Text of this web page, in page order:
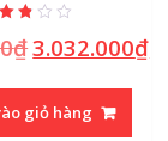
₫Giá
là:
3.790.000₫.
3.032.000₫
giỏ hàng